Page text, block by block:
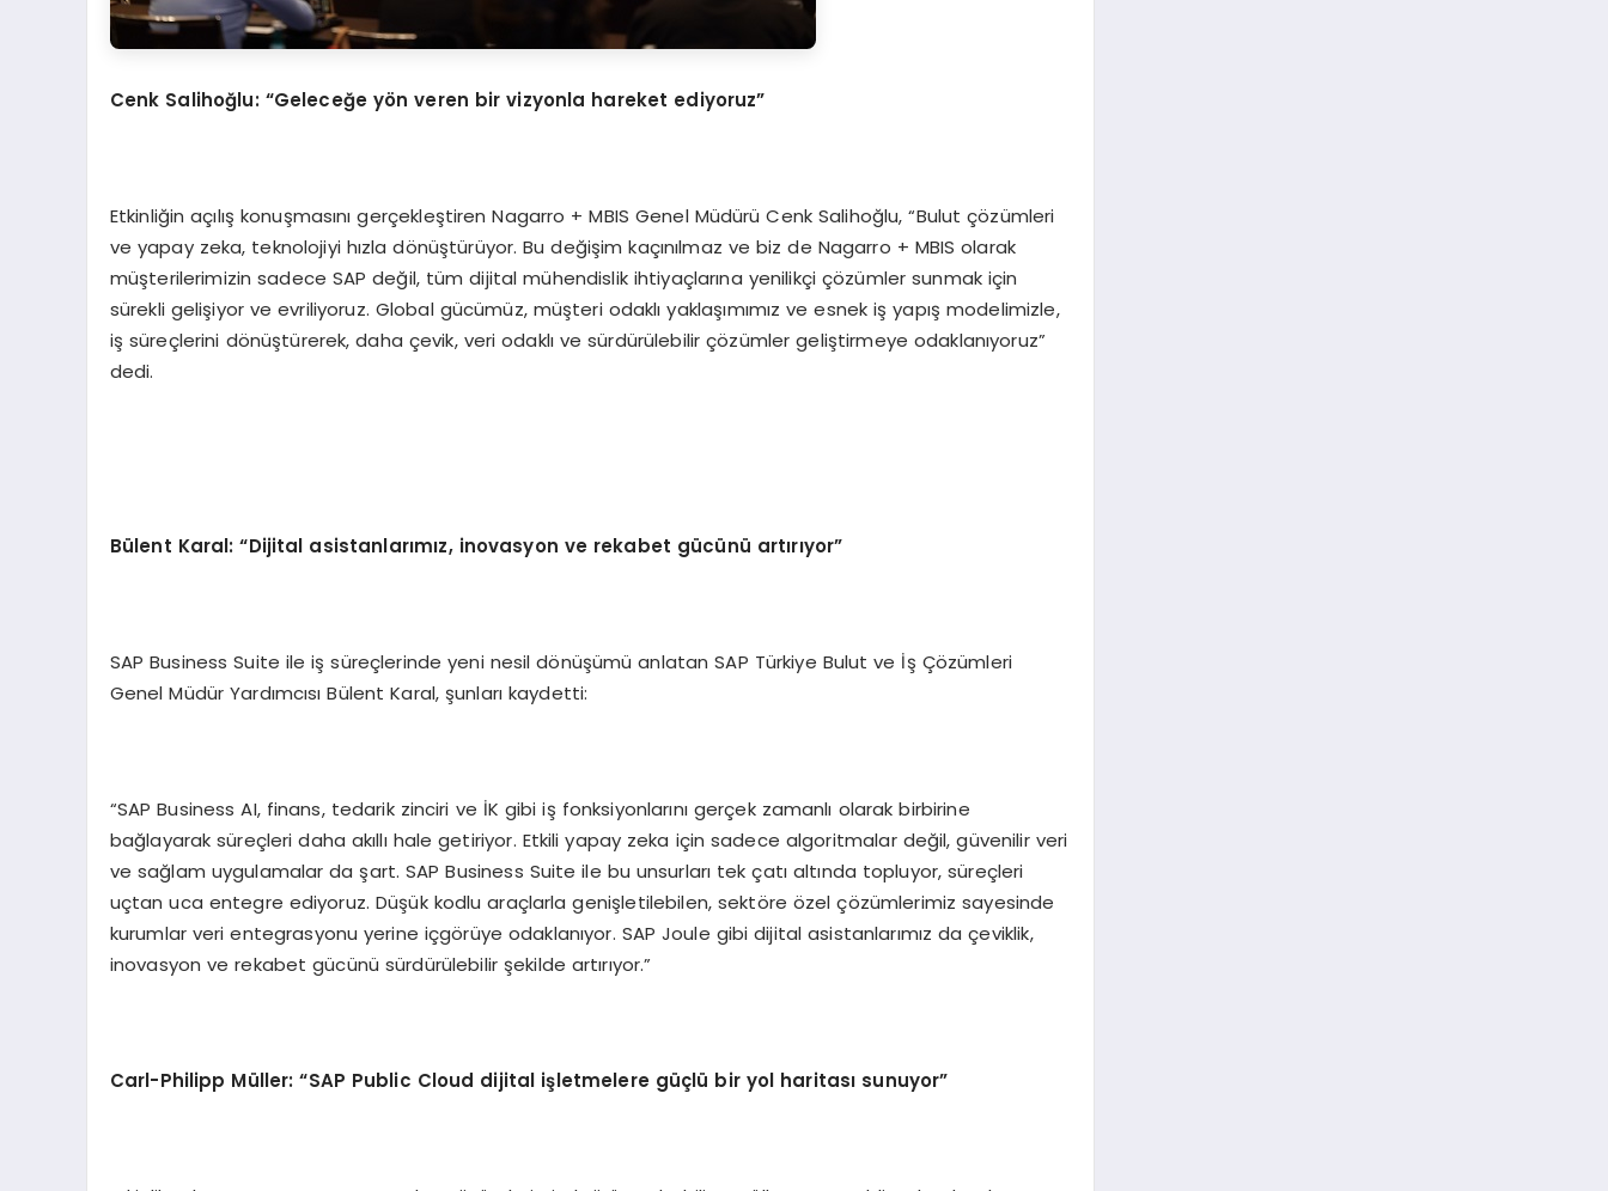
Cenk Salihoğlu: “Geleceğe yön veren bir vizyonla hareket ediyoruz”
Etkinliğin açılış konuşmasını gerçekleştiren Nagarro + MBIS Genel Müdürü Cenk Salihoğlu, “Bulut çözümleri
ve yapay zeka, teknolojiyi hızla dönüştürüyor. Bu değişim kaçınılmaz ve biz de Nagarro + MBIS olarak
müşterilerimizin sadece SAP değil, tüm dijital mühendislik ihtiyaçlarına yenilikçi çözümler sunmak için
sürekli gelişiyor ve evriliyoruz. Global gücümüz, müşteri odaklı yaklaşımımız ve esnek iş yapış modelimizle,
iş süreçlerini dönüştürerek, daha çevik, veri odaklı ve sürdürülebilir çözümler geliştirmeye odaklanıyoruz”
dedi.
Bülent Karal: “Dijital asistanlarımız, inovasyon ve rekabet gücünü artırıyor”
SAP Business Suite ile iş süreçlerinde yeni nesil dönüşümü anlatan SAP Türkiye Bulut ve İş Çözümleri
Genel Müdür Yardımcısı Bülent Karal, şunları kaydetti:
“SAP Business AI, finans, tedarik zinciri ve İK gibi iş fonksiyonlarını gerçek zamanlı olarak birbirine
bağlayarak süreçleri daha akıllı hale getiriyor. Etkili yapay zeka için sadece algoritmalar değil, güvenilir veri
ve sağlam uygulamalar da şart. SAP Business Suite ile bu unsurları tek çatı altında topluyor, süreçleri
uçtan uca entegre ediyoruz. Düşük kodlu araçlarla genişletilebilen, sektöre özel çözümlerimiz sayesinde
kurumlar veri entegrasyonu yerine içgörüye odaklanıyor. SAP Joule gibi dijital asistanlarımız da çeviklik,
inovasyon ve rekabet gücünü sürdürülebilir şekilde artırıyor.”
Carl-Philipp Müller: “SAP Public Cloud dijital işletmelere güçlü bir yol haritası sunuyor”